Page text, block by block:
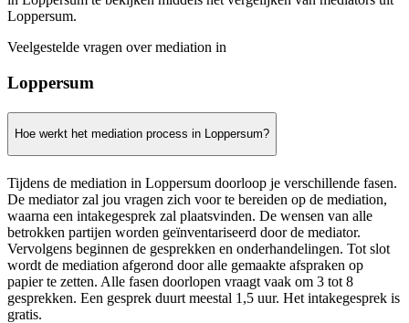
Loppersum.
Veelgestelde vragen over mediation in
Loppersum
Hoe werkt het mediation process in Loppersum?
Tijdens de mediation in Loppersum doorloop je verschillende fasen.
De mediator zal jou vragen zich voor te bereiden op de mediation,
waarna een intakegesprek zal plaatsvinden. De wensen van alle
betrokken partijen worden geïnventariseerd door de mediator.
Vervolgens beginnen de gesprekken en onderhandelingen. Tot slot
wordt de mediation afgerond door alle gemaakte afspraken op
papier te zetten. Alle fasen doorlopen vraagt vaak om 3 tot 8
gesprekken. Een gesprek duurt meestal 1,5 uur. Het intakegesprek is
gratis.